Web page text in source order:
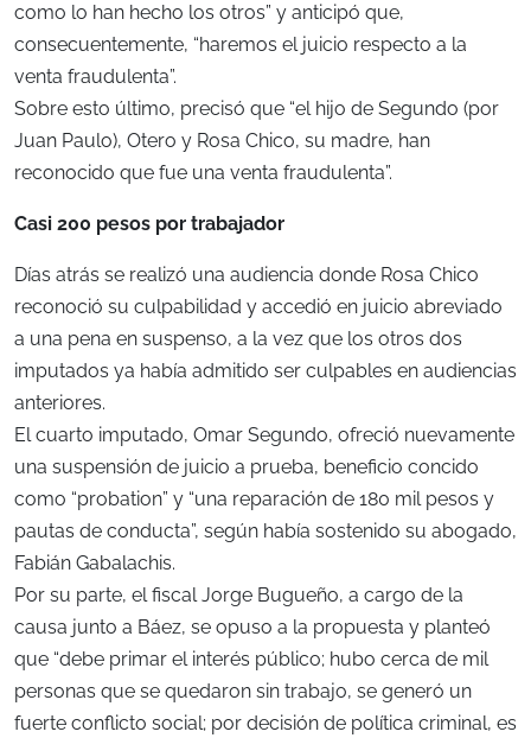
como lo han hecho los otros” y anticipó que,
consecuentemente, “haremos el juicio respecto a la
venta fraudulenta”.
Sobre esto último, precisó que “el hijo de Segundo (por
Juan Paulo), Otero y Rosa Chico, su madre, han
reconocido que fue una venta fraudulenta”.
Casi 200 pesos por trabajador
Días atrás se realizó una audiencia donde Rosa Chico
reconoció su culpabilidad y accedió en juicio abreviado
a una pena en suspenso, a la vez que los otros dos
imputados ya había admitido ser culpables en audiencias
anteriores.
El cuarto imputado, Omar Segundo, ofreció nuevamente
una suspensión de juicio a prueba, beneficio concido
como “probation” y “una reparación de 180 mil pesos y
pautas de conducta”, según había sostenido su abogado,
Fabián Gabalachis.
Por su parte, el fiscal Jorge Bugueño, a cargo de la
causa junto a Báez, se opuso a la propuesta y planteó
que “debe primar el interés público; hubo cerca de mil
personas que se quedaron sin trabajo, se generó un
fuerte conflicto social; por decisión de política criminal, es